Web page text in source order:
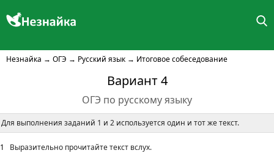
Незнайка → ОГЭ → Русский язык → Итоговое собеседование
Вариант 4
ОГЭ по русскому языку
Для выполнения заданий 1 и 2 используется один и тот же текст.
1
Выразительно прочитайте текст вслух.